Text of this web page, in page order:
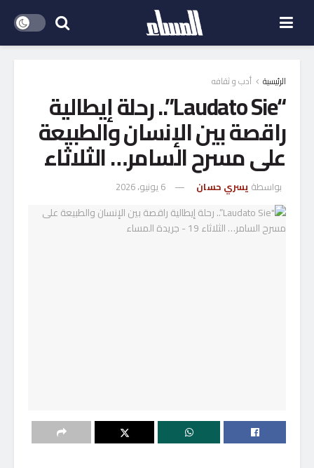
الرئيسية أدب و ثقافه
“Laudato Sie”.. رحلة إيطالية
راقصة بين الإنسان والطبيعة
على مسرح السامر… الثلاثاء
بواسطة يسري حسان 6 يونيو، 2026